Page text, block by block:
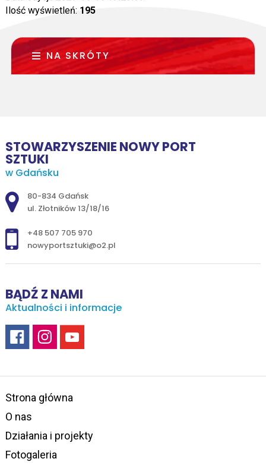
Ilość wyświetleń: 195
NA SKRÓTY
STOWARZYSZENIE NOWY PORT
SZTUKI
w Gdańsku
Adres pocztowy:
80-834 Gdańsk
ul. Złotników 13/18/16
+48 507 705 970
nowyportsztuki@o2.pl
BĄDŹ Z NAMI
Aktualności i informacje
Strona główna
O nas
Działania i projekty
Fotogaleria